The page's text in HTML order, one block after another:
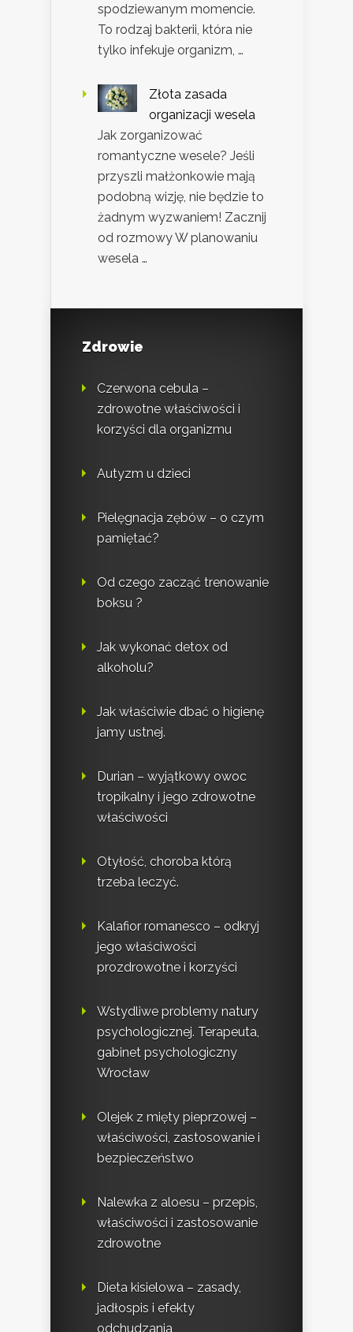
spodziewanym momencie.
To rodzaj bakterii, która nie
tylko infekuje organizm, …
Złota zasada
organizacji wesela
Jak zorganizować
romantyczne wesele? Jeśli
przyszli małżonkowie mają
podobną wizję, nie będzie to
żadnym wyzwaniem! Zacznij
od rozmowy W planowaniu
wesela …
Zdrowie
Czerwona cebula –
zdrowotne właściwości i
korzyści dla organizmu
Autyzm u dzieci
Pielęgnacja zębów – o czym
pamiętać?
Od czego zacząć trenowanie
boksu ?
Jak wykonać detox od
alkoholu?
Jak właściwie dbać o higienę
jamy ustnej.
Durian – wyjątkowy owoc
tropikalny i jego zdrowotne
właściwości
Otyłość, choroba którą
trzeba leczyć.
Kalafior romanesco – odkryj
jego właściwości
prozdrowotne i korzyści
Wstydliwe problemy natury
psychologicznej. Terapeuta,
gabinet psychologiczny
Wrocław
Olejek z mięty pieprzowej –
właściwości, zastosowanie i
bezpieczeństwo
Nalewka z aloesu – przepis,
właściwości i zastosowanie
zdrowotne
Dieta kisielowa – zasady,
jadłospis i efekty
odchudzania